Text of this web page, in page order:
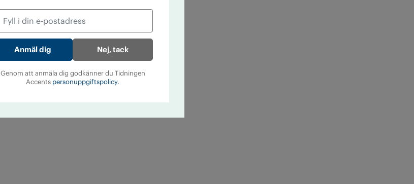
Nej, tack
Genom att anmäla dig godkänner du Tidningen
Accents personuppgiftspolicy.